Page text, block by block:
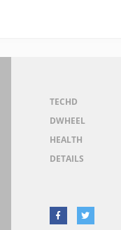
TECHD
DWHEEL
HEALTH
DETAILS